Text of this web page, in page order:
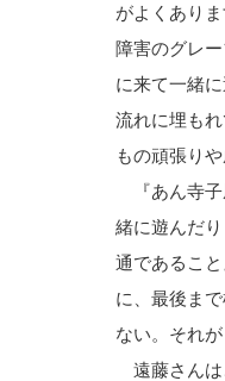
がよくあり
障害のグレ
に来て一緒
流れに埋も
もの頑張り
『あん寺子
緒に遊んだ
通であるこ
に、最後ま
ない。それ
遠藤さんは